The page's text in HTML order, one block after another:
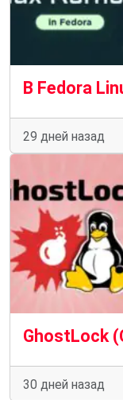
29 дней назад
30 дней назад